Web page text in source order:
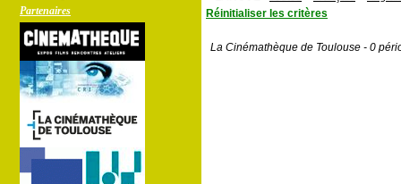
Partenaires
Réinitialiser les critères
La Cinémathèque de Toulouse - 0